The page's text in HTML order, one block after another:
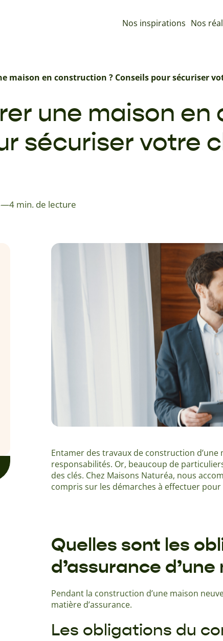
Nos inspirations Nos
une maison en
sécuriser votre
maison en construction ? Conseils pour sécuriser
—4 min. de lecture
Entamer des travaux de construction
responsabilités. Or, beaucoup de
des clés. Chez Maisons Naturéa, nous
compris sur les démarches à effectuer
Quelles sont les
d’assurance
Pendant la construction d’une maison
matière d’assurance.
Les obligations du